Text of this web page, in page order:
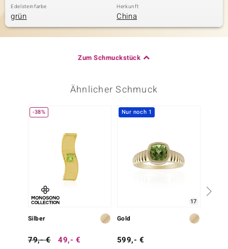
Edelsteinfarbe
grün
Herkunft
China
Zum Schmuckstück
Ähnlicher Schmuck
-38%
Silber
79,- € 49,- €
Nur noch 1
17
Gold
599,- €